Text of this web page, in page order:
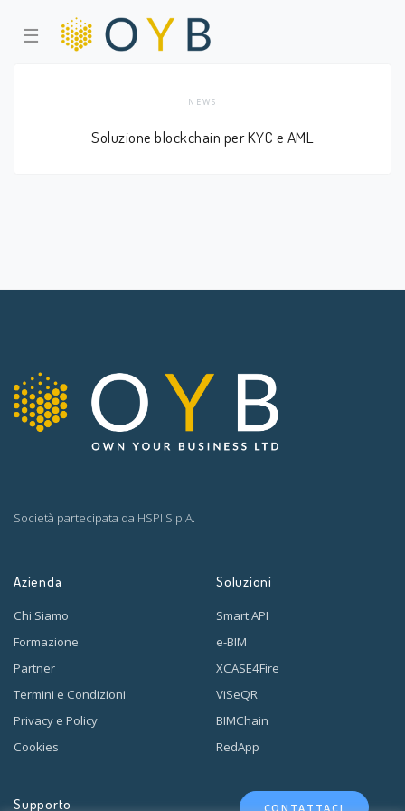
☰
NEWS
Soluzione blockchain per KYC e AML
Società partecipata da HSPI S.p.A.
Azienda
Chi Siamo
Formazione
Partner
Termini e Condizioni
Privacy e Policy
Cookies
Soluzioni
Smart API
e-BIM
XCASE4Fire
ViSeQR
BIMChain
RedApp
Supporto CONTATTACI